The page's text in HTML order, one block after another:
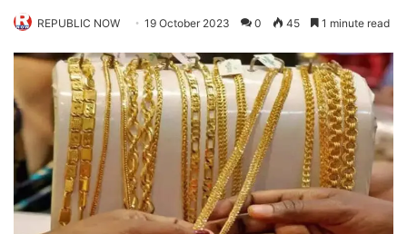
REPUBLIC NOW 19 October 2023 0 45 1 minute read